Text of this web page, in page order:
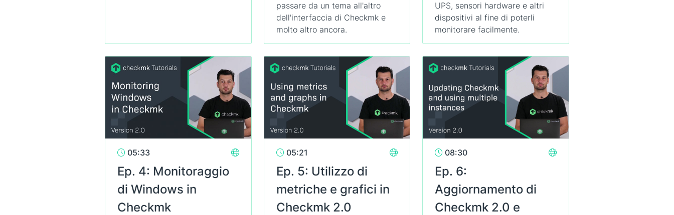
passare da un tema all'altro
dell'interfaccia di Checkmk e
molto altro ancora.
UPS, sensori hardware e altri
dispositivi al fine di poterli
monitorare facilmente.
05:33
Ep. 4: Monitoraggio
di Windows in
Checkmk
05:21
Ep. 5: Utilizzo di
metriche e grafici in
Checkmk 2.0
08:30
Ep. 6:
Aggiornamento di
Checkmk 2.0 e